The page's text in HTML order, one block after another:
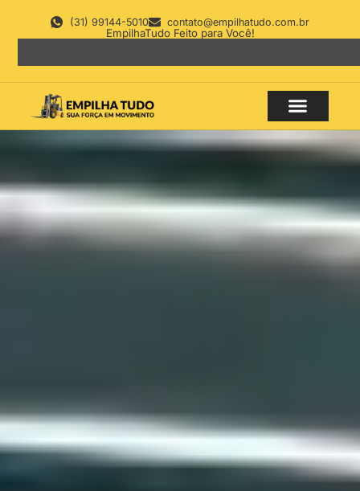
(31) 99144-5010 contato@empilhatudo.com.br
EmpilhaTudo Feito para Você!